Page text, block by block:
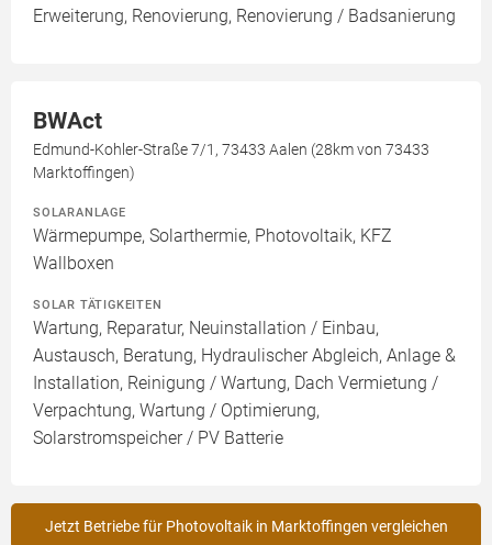
Erweiterung, Renovierung, Renovierung / Badsanierung
BWAct
Edmund-Kohler-Straße 7/1, 73433 Aalen (28km von 73433
Marktoffingen)
SOLARANLAGE
Wärmepumpe, Solarthermie, Photovoltaik, KFZ
Wallboxen
SOLAR TÄTIGKEITEN
Wartung, Reparatur, Neuinstallation / Einbau,
Austausch, Beratung, Hydraulischer Abgleich, Anlage &
Installation, Reinigung / Wartung, Dach Vermietung /
Verpachtung, Wartung / Optimierung,
Solarstromspeicher / PV Batterie
Jetzt Betriebe für Photovoltaik in Marktoffingen vergleichen